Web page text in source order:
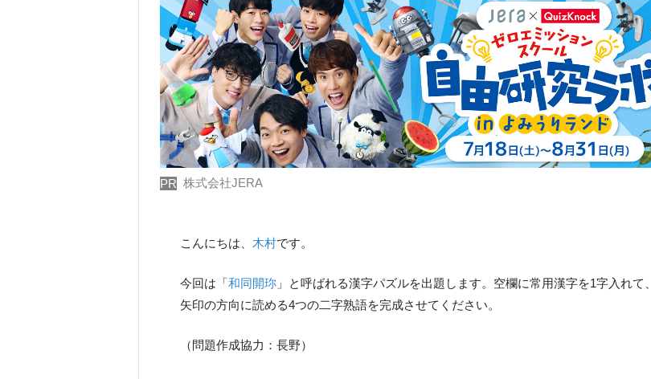
PR 株式会社JERA
こんにちは、 木村です。
今回は「和同開珎 」と呼ばれる漢字パズルを出題します。空欄に常用漢字を1字入れて、
矢印の方向に読める4つの二字熟語を完成させてください。
（問題作成協力：長野）